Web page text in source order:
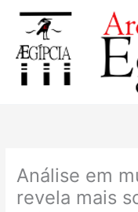
conteúdo
Análise em
revela mais